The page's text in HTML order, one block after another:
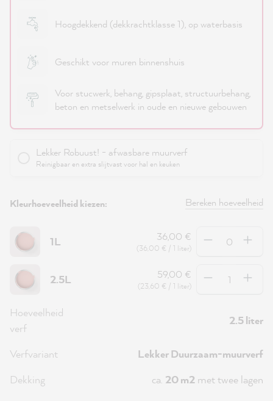
Hoogdekkend (dekkrachtklasse 1), op waterbasis
Geschikt voor muren binnenshuis
Voor stucwerk, behang, gipsplaat, structuurbehang,
beton en metselwerk in oude en nieuwe gebouwen
Lekker Robuust! - afwasbare muurverf
Reinigbaar en extra slijtvast voor hal en keuken
Kleurhoeveelheid kiezen: Bereken hoeveelheid
1L 36,00 €
(36,00 € / 1 liter)
Hoeveelheid
2.5L 59,00 €
(23,60 € / 1 liter)
Hoeveelheid
Hoeveelheid
verf
2.5 liter
Verfvariant
Lekker Duurzaam-muurverf
Dekking
ca. 20 m2 met twee lagen